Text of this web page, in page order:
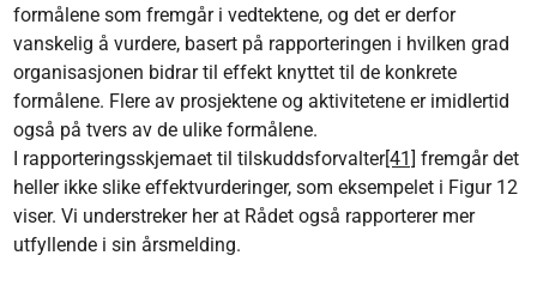
formålene som fremgår i vedtektene, og det er derfor
vanskelig å vurdere, basert på rapporteringen i hvilken grad
organisasjonen bidrar til effekt knyttet til de konkrete
formålene. Flere av prosjektene og aktivitetene er imidlertid
også på tvers av de ulike formålene.
I rapporteringsskjemaet til tilskuddsforvalter[41] fremgår det
heller ikke slike effektvurderinger, som eksempelet i Figur 12
viser. Vi understreker her at Rådet også rapporterer mer
utfyllende i sin årsmelding.